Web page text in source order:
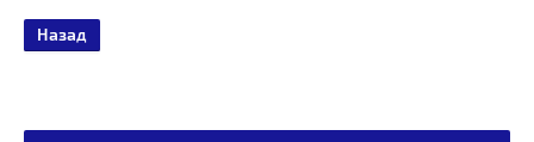
Назад